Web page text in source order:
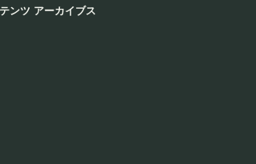
ンツ アーカイブス